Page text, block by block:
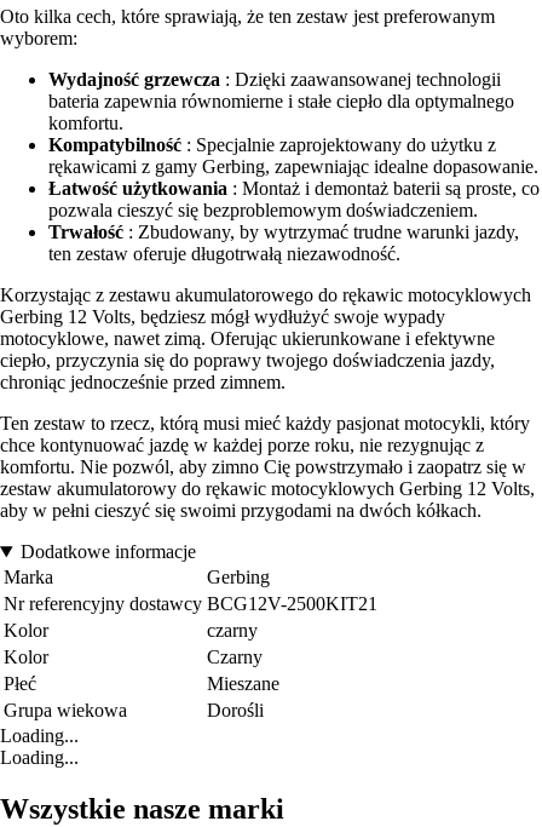
Oto kilka cech, które sprawiają, że ten zestaw jest preferowanym
wyborem:
Wydajność grzewcza : Dzięki zaawansowanej technologii
bateria zapewnia równomierne i stałe ciepło dla optymalnego
komfortu.
Kompatybilność : Specjalnie zaprojektowany do użytku z
rękawicami z gamy Gerbing, zapewniając idealne dopasowanie.
Łatwość użytkowania : Montaż i demontaż baterii są proste, co
pozwala cieszyć się bezproblemowym doświadczeniem.
Trwałość : Zbudowany, by wytrzymać trudne warunki jazdy,
ten zestaw oferuje długotrwałą niezawodność.
Korzystając z zestawu akumulatorowego do rękawic motocyklowych
Gerbing 12 Volts, będziesz mógł wydłużyć swoje wypady
motocyklowe, nawet zimą. Oferując ukierunkowane i efektywne
ciepło, przyczynia się do poprawy twojego doświadczenia jazdy,
chroniąc jednocześnie przed zimnem.
Ten zestaw to rzecz, którą musi mieć każdy pasjonat motocykli, który
chce kontynuować jazdę w każdej porze roku, nie rezygnując z
komfortu. Nie pozwól, aby zimno Cię powstrzymało i zaopatrz się w
zestaw akumulatorowy do rękawic motocyklowych Gerbing 12 Volts,
aby w pełni cieszyć się swoimi przygodami na dwóch kółkach.
Dodatkowe informacje
Marka
Gerbing
Nr referencyjny dostawcy BCG12V-2500KIT21
Kolor
czarny
Kolor
Czarny
Płeć
Mieszane
Grupa wiekowa
Dorośli
Loading...
Loading...
Wszystkie nasze marki